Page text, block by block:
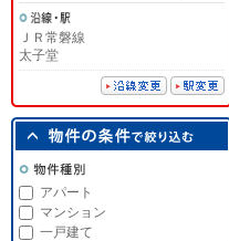
ＪＲ常磐線
太子堂
アパート
マンション
一戸建て